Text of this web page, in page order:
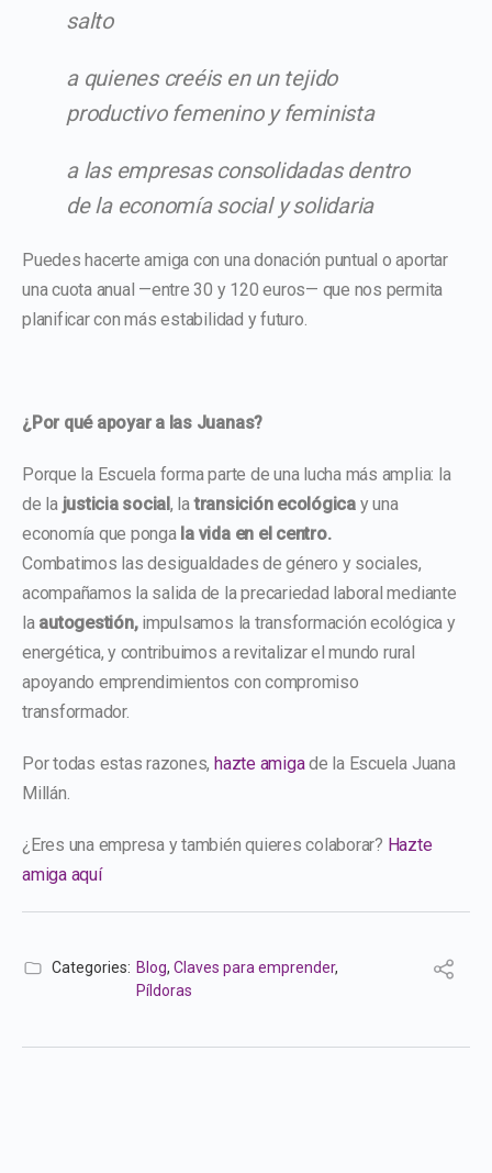
salto
a quienes creéis en un tejido
productivo femenino y feminista
a las empresas consolidadas dentro
de la economía social y solidaria
Puedes hacerte amiga con una donación puntual o aportar
una cuota anual —entre 30 y 120 euros— que nos permita
planificar con más estabilidad y futuro.
¿Por qué apoyar a las Juanas?
Porque la Escuela forma parte de una lucha más amplia: la
de la justicia social, latransición ecológicay una
economía que ponga la vida en el centro.
Combatimos las desigualdades de género y sociales,
acompañamos la salida de la precariedad laboral mediante
la autogestión,impulsamos la transformación ecológica y
energética, y contribuimos a revitalizar el mundo rural
apoyando emprendimientos con compromiso
transformador.
Por todas estas razones, hazte amigade la Escuela Juana
Millán.
¿Eres una empresa y también quieres colaborar? Hazte
amiga aquí
Categories: Blog, Claves para emprender,
Píldoras